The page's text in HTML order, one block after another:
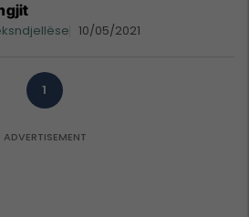
10/05/2021
1